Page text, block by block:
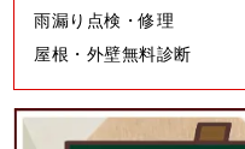
雨漏り点検・修理
屋根・外壁無料診断